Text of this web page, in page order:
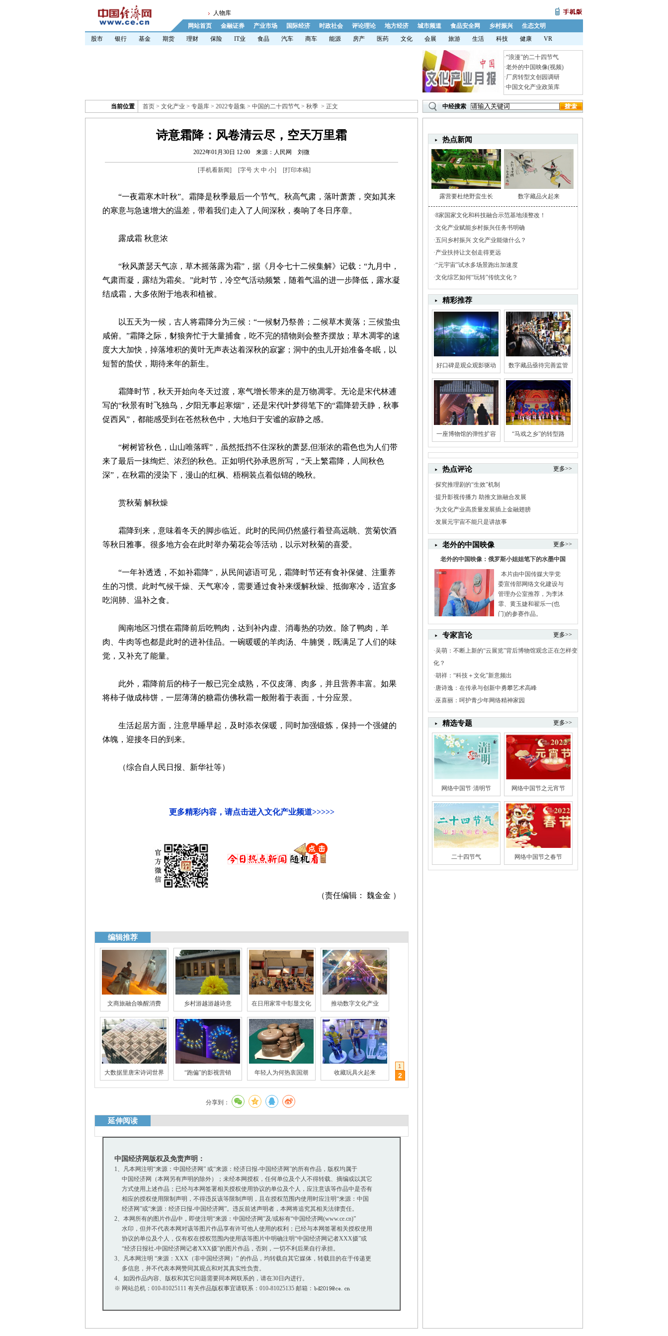
人物库
网站首页
金融证券 产业市场 国际经济 时政社会 评论理论 地方经济 城市频道 食品安全网 乡村振兴
生态文明
股市
银行 基金 期货 理财 保险 IT业 食品 汽车 商车 能源 房产 医药 文化 会展 旅游 生活 科技 健康 VR
·“浪漫”的二十四节气
·老外的中国映像(视频)
·厂房转型文创园调研
·中国文化产业政策库
当前位置 首页 > 文化产业 > 专题库 > 2022专题集 > 中国的二十四节气 > 秋季 > 正文 中经搜索
诗意霜降：风卷清云尽，空天万里霜
2022年01月30日 12:00 来源：人民网 刘微
[手机看新闻] [字号 大 中 小] [打印本稿]
“一夜霜寒木叶秋”。霜降是秋季最后一个节气。秋高气肃，落叶萧萧，突如其来
的寒意与急速增大的温差，带着我们走入了人间深秋，奏响了冬日序章。
露成霜 秋意浓
“秋风萧瑟天气凉，草木摇落露为霜”，据《月令七十二候集解》记载：“九月中，
气肃而凝，露结为霜矣。”此时节，冷空气活动频繁，随着气温的进一步降低，露水凝
结成霜，大多依附于地表和植被。
以五天为一候，古人将霜降分为三候：“一候豺乃祭兽；二候草木黄落；三候蛰虫
咸俯。”霜降之际，豺狼奔忙于大量捕食，吃不完的猎物则会整齐摆放；草木凋零的速
度大大加快，掉落堆积的黄叶无声表达着深秋的寂寥；洞中的虫儿开始准备冬眠，以
短暂的蛰伏，期待来年的新生。
霜降时节，秋天开始向冬天过渡，寒气增长带来的是万物凋零。无论是宋代林逋
写的“秋景有时飞独鸟，夕阳无事起寒烟”，还是宋代叶梦得笔下的“霜降碧天静，秋事
促西风”，都能感受到在苍然秋色中，大地归于安谧的寂静之感。
“树树皆秋色，山山唯落晖”，虽然抵挡不住深秋的萧瑟,但渐浓的霜色也为人们带
来了最后一抹绚烂、浓烈的秋色。正如明代孙承恩所写，“天上繁霜降，人间秋色
深”，在秋霜的浸染下，漫山的红枫、梧桐装点着似锦的晚秋。
赏秋菊 解秋燥
霜降到来，意味着冬天的脚步临近。此时的民间仍然盛行着登高远眺、赏菊饮酒
等秋日雅事。很多地方会在此时举办菊花会等活动，以示对秋菊的喜爱。
“一年补透透，不如补霜降”，从民间谚语可见，霜降时节还有食补保健、注重养
生的习惯。此时气候干燥、天气寒冷，需要通过食补来缓解秋燥、抵御寒冷，适宜多
吃润肺、温补之食。
闽南地区习惯在霜降前后吃鸭肉，达到补内虚、消毒热的功效。除了鸭肉，羊
肉、牛肉等也都是此时的进补佳品。一碗暖暖的羊肉汤、牛腩煲，既满足了人们的味
觉，又补充了能量。
此外，霜降前后的柿子一般已完全成熟，不仅皮薄、肉多，并且营养丰富。如果
将柿子做成柿饼，一层薄薄的糖霜仿佛秋霜一般附着于表面，十分应景。
生活起居方面，注意早睡早起，及时添衣保暖，同时加强锻炼，保持一个强健的
体魄，迎接冬日的到来。
（综合自人民日报、新华社等）
更多精彩内容，请点击进入文化产业频道>>>>>
（责任编辑： 魏金金 ）
编辑推荐
文商旅融合唤醒消费 乡村游越游越诗意 在日用家常中彰显文化 推动数字文化产业
国风的火不只是一阵风 全民阅读需场景化 艺术蔬菜带火蔬菜村 “友好度”为旅游加分
大数据里唐宋诗词世界 “跑偏”的影视营销 年轻人为何热衷国潮 收藏玩具火起来
1
2
分享到：
延伸阅读
中国经济网版权及免责声明：
1、凡本网注明“来源：中国经济网” 或“来源：经济日报-中国经济网”的所有作品，版权均属于
中国经济网（本网另有声明的除外）；未经本网授权，任何单位及个人不得转载、摘编或以其它
方式使用上述作品；已经与本网签署相关授权使用协议的单位及个人，应注意该等作品中是否有
相应的授权使用限制声明，不得违反该等限制声明，且在授权范围内使用时应注明“来源：中国
经济网”或“来源：经济日报-中国经济网”。违反前述声明者，本网将追究其相关法律责任。
2、本网所有的图片作品中，即使注明“来源：中国经济网”及/或标有“中国经济网(www.ce.cn)”
水印，但并不代表本网对该等图片作品享有许可他人使用的权利；已经与本网签署相关授权使用
协议的单位及个人，仅有权在授权范围内使用该等图片中明确注明“中国经济网记者XXX摄”或
“经济日报社-中国经济网记者XXX摄”的图片作品，否则，一切不利后果自行承担。
3、凡本网注明 “来源：XXX（非中国经济网）” 的作品，均转载自其它媒体，转载目的在于传递更
多信息，并不代表本网赞同其观点和对其真实性负责。
4、如因作品内容、版权和其它问题需要同本网联系的，请在30日内进行。
※ 网站总机：010-81025111 有关作品版权事宜请联系：010-81025135 邮箱：
热点新闻
露营要杜绝野蛮生长 数字藏品火起来
·8家国家文化和科技融合示范基地须整改！
·文化产业赋能乡村振兴任务书明确
·五问乡村振兴 文化产业能做什么？
·产业扶持让文创走得更远
·“元宇宙”试水多场景跑出加速度
·文化综艺如何“玩转”传统文化？
精彩推荐
好口碑是观众观影驱动 数字藏品亟待完善监管
一座博物馆的弹性扩容 “马戏之乡”的转型路
热点评论 更多>>
·探究推理剧的“生效”机制
·提升影视传播力 助推文旅融合发展
·为文化产业高质量发展插上金融翅膀
·发展元宇宙不能只是讲故事
老外的中国映像 更多>>
老外的中国映像：俄罗斯小姐姐笔下的水墨中国
本片由中国传媒大学党
委宣传部网络文化建设与
管理办公室推荐，为李沐
霏、黄玉婕和翟乐一(也
门)的参赛作品。
专家言论 更多>>
·吴萌：不断上新的“云展览”背后博物馆观念正在怎样变
化？
·胡祥：“科技＋文化”新意频出
·唐诗逸：在传承与创新中勇攀艺术高峰
·巫喜丽：呵护青少年网络精神家园
精选专题 更多>>
网络中国节·清明节 网络中国节之元宵节
二十四节气 网络中国节之春节